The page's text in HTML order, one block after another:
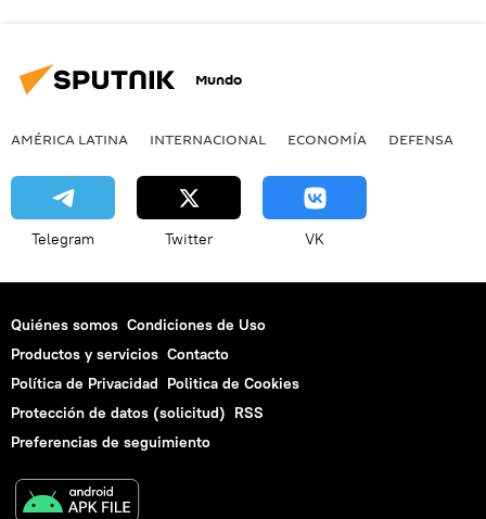
Mundo
AMÉRICA LATINA INTERNACIONAL ECONOMÍA DEFENSA
Telegram Twitter VK
Quiénes somos Condiciones de Uso
Productos y servicios Contacto
Política de Privacidad Politica de Cookies
Protección de datos (solicitud) RSS
Preferencias de seguimiento